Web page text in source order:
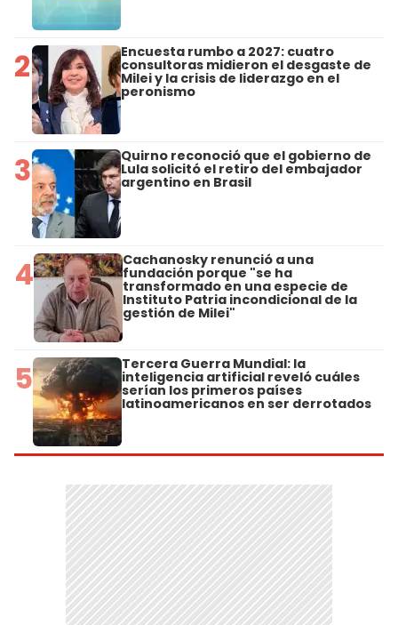
2 Encuesta rumbo a 2027: cuatro
consultoras midieron el desgaste de
Milei y la crisis de liderazgo en el
peronismo
3 Quirno reconoció que el gobierno de
Lula solicitó el retiro del embajador
argentino en Brasil
4 Cachanosky renunció a una
fundación porque "se ha
transformado en una especie de
Instituto Patria incondicional de la
gestión de Milei"
5 Tercera Guerra Mundial: la
inteligencia artificial reveló cuáles
serían los primeros países
latinoamericanos en ser derrotados